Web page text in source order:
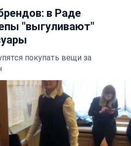
в Раде
"выгуливают"
покупать вещи за